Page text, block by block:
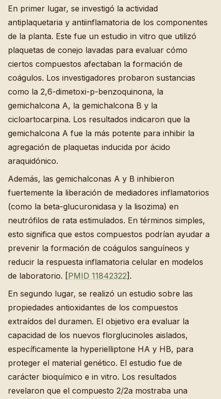
En primer lugar, se investigó la actividad
antiplaquetaria y antiinflamatoria de los componentes
de la planta. Este fue un estudio in vitro que utilizó
plaquetas de conejo lavadas para evaluar cómo
ciertos compuestos afectaban la formación de
coágulos. Los investigadores probaron sustancias
como la 2,6-dimetoxi-p-benzoquinona, la
gemichalcona A, la gemichalcona B y la
cicloartocarpina. Los resultados indicaron que la
gemichalcona A fue la más potente para inhibir la
agregación de plaquetas inducida por ácido
araquidónico.
Además, las gemichalconas A y B inhibieron
fuertemente la liberación de mediadores inflamatorios
(como la beta-glucuronidasa y la lisozima) en
neutrófilos de rata estimulados. En términos simples,
esto significa que estos compuestos podrían ayudar a
prevenir la formación de coágulos sanguíneos y
reducir la respuesta inflamatoria celular en modelos
de laboratorio. [PMID 11842322].
En segundo lugar, se realizó un estudio sobre las
propiedades antioxidantes de los compuestos
extraídos del duramen. El objetivo era evaluar la
capacidad de los nuevos florglucinoles aislados,
específicamente la hyperielliptone HA y HB, para
proteger el material genético. El estudio fue de
carácter bioquímico e in vitro. Los resultados
revelaron que el compuesto 2/2a mostraba una